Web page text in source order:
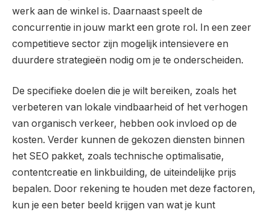
werk aan de winkel is. Daarnaast speelt de
concurrentie in jouw markt een grote rol. In een zeer
competitieve sector zijn mogelijk intensievere en
duurdere strategieën nodig om je te onderscheiden.
De specifieke doelen die je wilt bereiken, zoals het
verbeteren van lokale vindbaarheid of het verhogen
van organisch verkeer, hebben ook invloed op de
kosten. Verder kunnen de gekozen diensten binnen
het SEO pakket, zoals technische optimalisatie,
contentcreatie en linkbuilding, de uiteindelijke prijs
bepalen. Door rekening te houden met deze factoren,
kun je een beter beeld krijgen van wat je kunt